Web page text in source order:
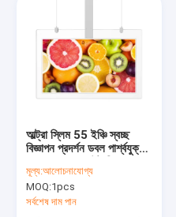
আল্ট্রা স্লিম 55 ইঞ্চি স্বচ্ছ
বিজ্ঞাপন প্রদর্শন ডবল পার্শ্বযুক্ত
মূল্য:আলোচনাযোগ্য
MOQ:1pcs
সর্বশেষ দাম পান